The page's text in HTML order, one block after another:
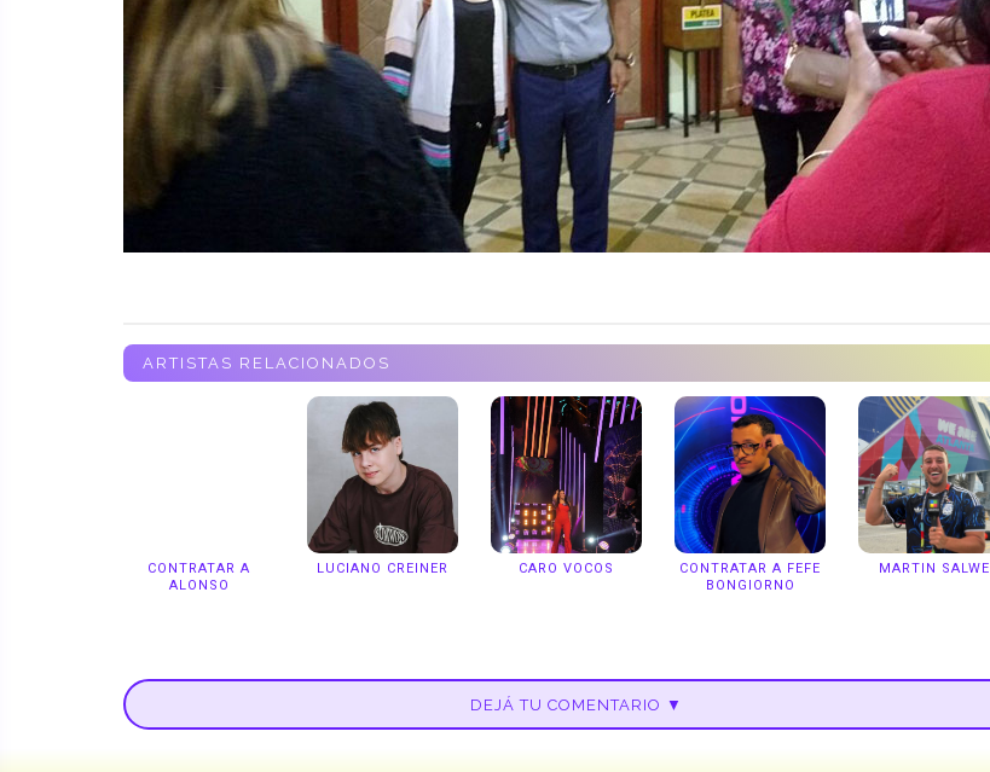
ARTISTAS RELACIONADOS
CONTRATAR A
ALONSO
LUCIANO CREINER CARO VOCOS
CONTRATAR A FEFE
BONGIORNO
MARTIN SALWE
DEJÁ TU COMENTARIO ▼